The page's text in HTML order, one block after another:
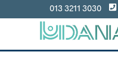
3030 3211 013